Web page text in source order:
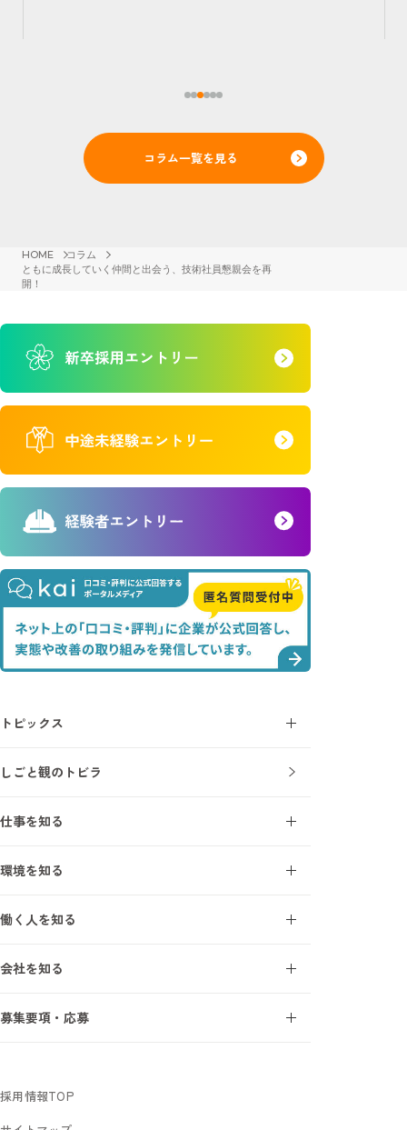
コラム一覧を見る
HOME
コラム
ともに成長していく仲間と出会う、技術社員懇親会を再
開！
トピックス
ニュース
しごと観のトビラ
仕事を知る
施工管理を知る7ワード
環境を知る
研修・教育制度
働く人を知る
サポートスタッフインタビュー
会社を知る
オープンアップコンストラクションを知る7ワード
募集要項・応募
採用情報TOP